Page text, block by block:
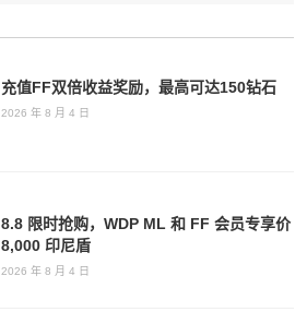
充值FF双倍收益奖励，最高可达150钻石
2026 年 8 月 4 日
8.8 限时抢购，WDP ML 和 FF 会员专享价
8,000 印尼盾
2026 年 8 月 4 日